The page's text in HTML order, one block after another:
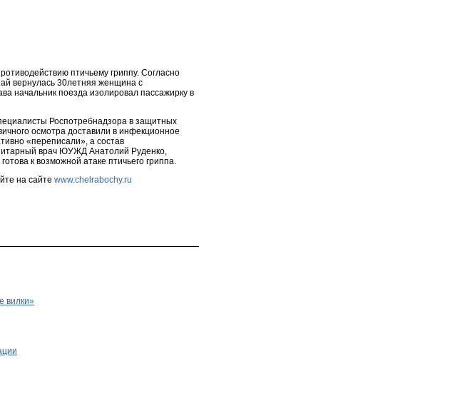
птичьему гриппу. Согласно
вернулась 30летняя женщина с
начальник поезда изолировал пассажирку в
Роспотребнадзора в защитных
осмотра доставили в инфекционное
«переписали», а состав
врач ЮУЖД Анатолий Руденко,
к возможной атаке птичьего гриппа.
на сайте www.chelrabochy.ru
вилки»